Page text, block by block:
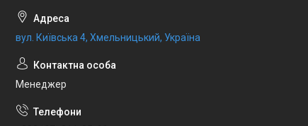
вул. Київська 4, Хмельницький, Україна
Менеджер